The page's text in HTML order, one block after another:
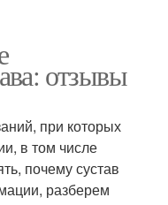
отзывы
при которых
в том числе
почему сустав
разберем